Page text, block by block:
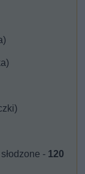
- 120